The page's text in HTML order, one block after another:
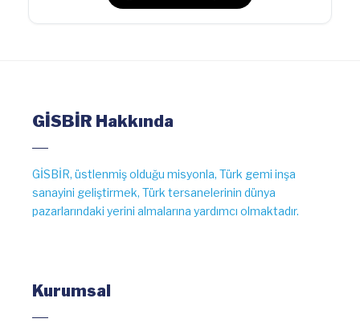
GİSBİR Hakkında
GİSBİR, üstlenmiş olduğu misyonla, Türk gemi inşa
sanayini geliştirmek, Türk tersanelerinin dünya
pazarlarındaki yerini almalarına yardımcı olmaktadır.
Kurumsal